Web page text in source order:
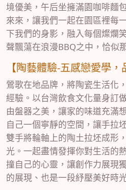
境優美，午后坐擁滿園咖啡麵
來來，讓我們一起在園區裡每
下我們的身影，融入每個燦爛
聲飄蕩在浪漫BBQ之中，恰似
【陶藝體驗-五感戀愛學，
鶯歌在地品牌，將陶瓷生活化
經驗。以台灣飲食文化量身訂
由盤器之美，讓家的味道充滿
自己一個寧靜的空間，讓手拉
雙手將輪軸上的陶土拉坯成形
光。一起盡情發揮你對生活的
撞自己的心靈，讓創作力展現
的展現、也是一段紓壓美好時